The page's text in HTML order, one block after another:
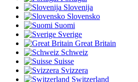
Slovenija
Slovensko
Suomi
Sverige
Great Britain
Schweiz
Suisse
Svizzera
Switzerland